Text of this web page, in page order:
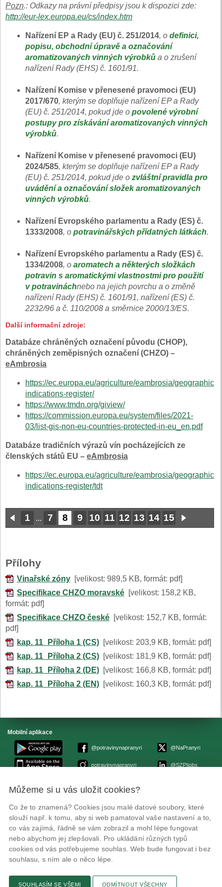
Pozn.: Odkazy na právní předpisy jsou k dispozici zde:
http://eur-lex.europa.eu/cs/index.htm
Nařízení EP a Rady (EU) č. 251/2014, o definici,
popisu, obchodní úpravě a označování
aromatizovaných vinných výrobků a o zrušení
nařízení Rady (EHS) č. 1601/91.
Nařízení Komise v přenesené pravomoci (EU)
2017/670, kterým se doplňuje nařízení EP a Rady
(EU) č. 251/2014, pokud jde o povolené výrobní
postupy pro získávání aromatizovaných vinných
výrobků.
Nařízení Komise v přenesené pravomoci (EU)
2024/585, kterým se doplňuje nařízení EP a Rady
(EU) č. 251/2014, pokud jde o zvláštní pravidla pro
uvádění a označování složek aromatizovaných
vinných výrobků.
Nařízení Evropského parlamentu a Rady (ES) č.
1333/2008, o potravinářských přídatných látkách.
Nařízení Evropského parlamentu a Rady (ES) č.
1334/2008, o aromatech a některých složkách
potravin s aromatickými vlastnostmi pro použití
v potravináchnebo na jejich povrchu a o změně
nařízení Rady (EHS) č. 1601/91, nařízení (ES) č.
2232/96 a č. 110/2008 a směrnice 2000/13/ES.
Další informační zdroje:
Databáze chráněných označení původu (CHOP),
chráněných zeměpisných označení (CHZO) –
eAmbrosia
https://ec.europa.eu/agriculture/eambrosia/
indications-register/
https://www.tmdn.org/giview/
https://commission.europa.eu/system/files/2021-
03/list-gis-non-eu-countries-protected-in-eu_en.pdf
Databáze tradičních výrazů vín pocházejících ze
členských států EU – eAmbrosia
https://ec.europa.eu/agriculture/eambrosia/
indications-register/tdt
1 ... 7 8 9 10 11 12 13 14 15
Přílohy
Vinařské zóny [velikost: 989,5 KB, formát: pdf]
Specifikace CHZO moravské [velikost: 158,2 KB,
formát: pdf]
Specifikace CHZO české [velikost: 152,7 KB, formát:
pdf]
kap. 11_Příloha 1 (CS) [velikost: 203,9 KB, formát: pdf]
kap. 11_Příloha 2 (CS) [velikost: 181,9 KB, formát: pdf]
kap. 11_Příloha 2 (DE) [velikost: 166,8 KB, formát: pdf]
kap. 11_Příloha 2 (EN) [velikost: 160,3 KB, formát: pdf]
Mobilní aplikace
@potravinynapranyri
potravinynapranyri
@NaPranyri
@SZPIjobs
© Státní zemědělská a potravinářská inspekce 2026.
ID datové schránky: avraiqg
IČO: 75014149, DIČ: CZ75014149
Prohlášení o přístupnosti|Zásady ochrany soukromí
Můžeme si u vás uložit cookies?
Co že to znamená? Cookies jsou malé datové soubory, které
slouží např. k tomu, aby si web pamatoval vaše nastavení a to,
co vás zajímá, řádně se vám zobrazil a mohl lépe fungovat
nebo abychom jej zlepšovali. Pro ukládání různých typů
cookies od vás potřebujeme souhlas. Web bude fungovat i bez
souhlasu, s ním ale o něco lépe.
SOUHLASÍM SE VŠEMI ODMÍTNOUT VŠECHNY